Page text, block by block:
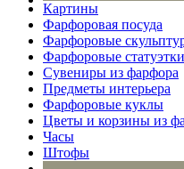
Картины
Фарфоровая посуда
Фарфоровые
Фарфоровые статуэтки
Сувениры из фарфора
Предметы интерьера
Фарфоровые куклы
Цветы и корзины из
Часы
Штофы